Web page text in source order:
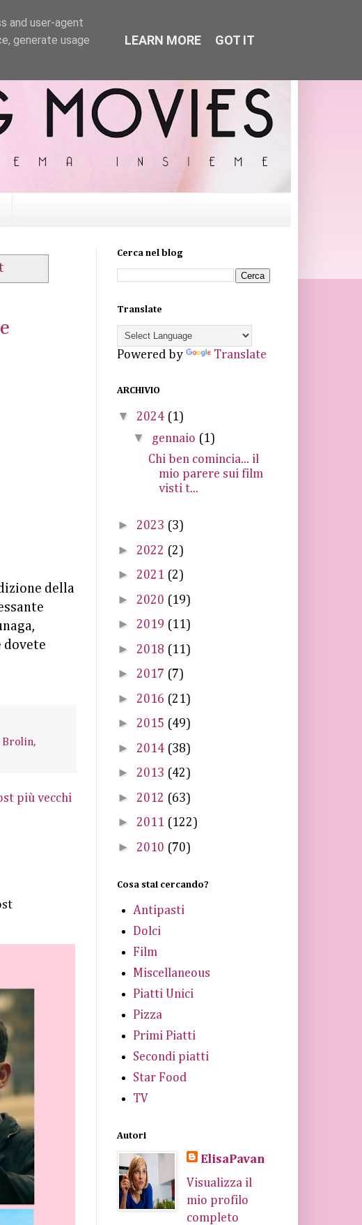
della
dovete
Brolin,
più vecchi
Cerca nel blog
Translate
Powered by Translate
ARCHIVIO
▼ 2024 (1)
▼ gennaio (1)
Chi ben comincia... il
mio parere sui film
visti t...
► 2023 (3)
► 2022 (2)
► 2021 (2)
► 2020 (19)
► 2019 (11)
► 2018 (11)
► 2017 (7)
► 2016 (21)
► 2015 (49)
► 2014 (38)
► 2013 (42)
► 2012 (63)
► 2011 (122)
► 2010 (70)
Cosa stai cercando?
Antipasti
Dolci
Film
Miscellaneous
Piatti Unici
Pizza
Primi Piatti
Secondi piatti
Star Food
TV
Autori
ElisaPavan
Visualizza il
mio profilo
completo
and user-agent
generate usage
LEARN MORE GOT IT